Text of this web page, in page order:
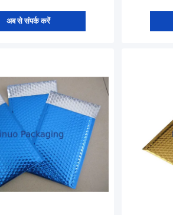
अब से संपर्क करें